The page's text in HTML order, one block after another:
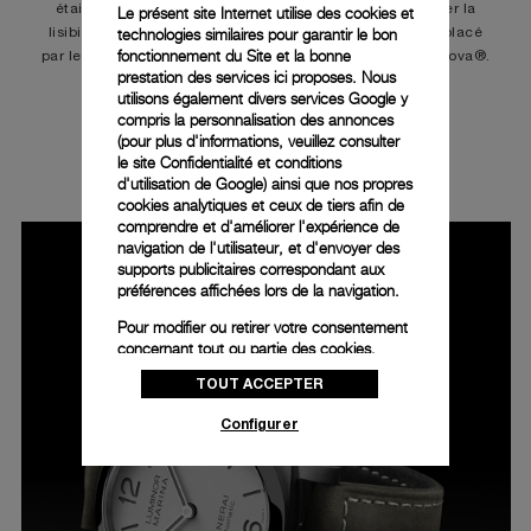
était une substance à base de radium visant à améliorer la
lisibilité, même en cas de faible luminosité. Il a été remplacé
par le Luminor à base de tritium, puis par le Super-Luminova®.
LUMINOR MARINA 44MM - PAM01314
Le présent site Internet utilise des cookies et
technologies similaires pour garantir le bon
fonctionnement du Site et la bonne
prestation des services ici proposes. Nous
utilisons également divers services Google y
compris la personnalisation des annonces
(pour plus d'informations, veuillez consulter
le site Confidentialité et conditions
d'utilisation de Google) ainsi que nos propres
cookies analytiques et ceux de tiers afin de
comprendre et d'améliorer l'expérience de
navigation de l'utilisateur, et d'envoyer des
supports publicitaires correspondant aux
préférences affichées lors de la navigation.
Pour modifier ou retirer votre consentement
concernant tout ou partie des cookies,
cliquez sur « Configurer » ou consultez notre
politique des cookiespour obtenir plus
donnez votre consentement pour l’utilisation
des cookies susmentionnés
TOUT ACCEPTER
Configurer